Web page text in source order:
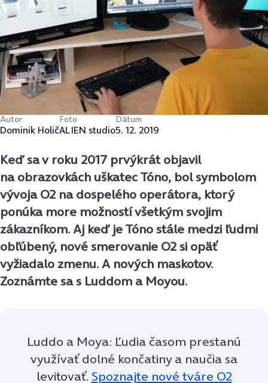
Autor
Dominik Holič
Foto
ALIEN studio
Dátum
5. 12. 2019
Keď sa v roku 2017 prvýkrát objavil
na obrazovkách uškatec Tóno, bol symbolom
vývoja O2 na dospelého operátora, ktorý
ponúka more možností všetkým svojim
zákazníkom. Aj keď je Tóno stále medzi ľudmi
obľúbený, nové smerovanie O2 si opäť
vyžiadalo zmenu. A nových maskotov.
Zoznámte sa s Luddom a Moyou.
Luddo a Moya: Ľudia časom prestanú
využívať dolné končatiny a naučia sa
levitovať. Spoznajte nové tváre O2